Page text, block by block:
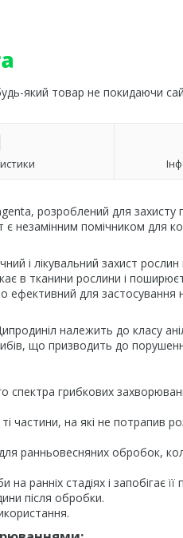
який товар не покидаючи
розроблений для захисту
незамінним помічником для
і лікувальний захист
в тканини рослини і
для застосування
належить до класу
що призводить до
спектра грибкових
частини, на які не потрапив
ранньовесняних обробок,
ранніх стадіях і запобігає її
після обробки.